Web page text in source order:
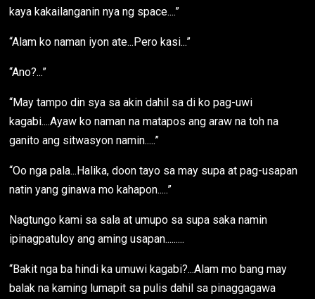
kaya kakailanganin nya ng space....”
“Alam ko naman iyon ate...Pero kasi...”
“Ano?...”
“May tampo din sya sa akin dahil sa di ko pag-uwi
kagabi....Ayaw ko naman na matapos ang araw na toh na
ganito ang sitwasyon namin.....”
“Oo nga pala...Halika, doon tayo sa may supa at pag-usapan
natin yang ginawa mo kahapon.....”
Nagtungo kami sa sala at umupo sa supa saka namin
ipinagpatuloy ang aming usapan.........
“Bakit nga ba hindi ka umuwi kagabi?...Alam mo bang may
balak na kaming lumapit sa pulis dahil sa pinaggagawa